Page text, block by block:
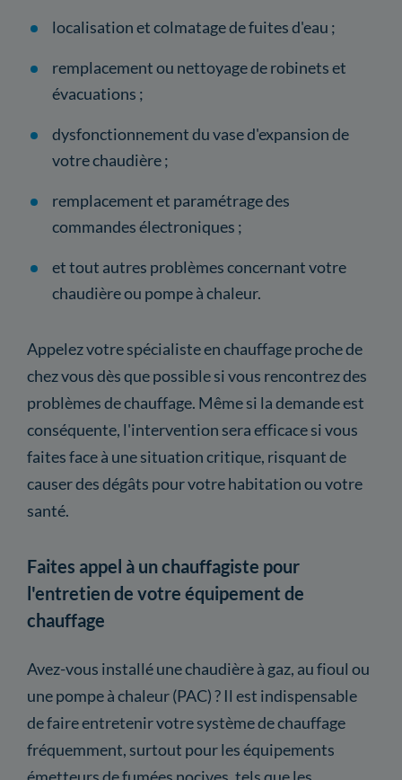
localisation et colmatage de fuites d'eau ;
remplacement ou nettoyage de robinets et
évacuations ;
dysfonctionnement du vase d'expansion de
votre chaudière ;
remplacement et paramétrage des
commandes électroniques ;
et tout autres problèmes concernant votre
chaudière ou pompe à chaleur.
Appelez votre spécialiste en chauffage proche de
chez vous dès que possible si vous rencontrez des
problèmes de chauffage. Même si la demande est
conséquente, l'intervention sera efficace si vous
faites face à une situation critique, risquant de
causer des dégâts pour votre habitation ou votre
santé.
Faites appel à un chauffagiste pour
l'entretien de votre équipement de
chauffage
Avez-vous installé une chaudière à gaz, au fioul ou
une pompe à chaleur (PAC) ? Il est indispensable
de faire entretenir votre système de chauffage
fréquemment, surtout pour les équipements